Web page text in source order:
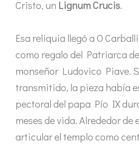
Cristo, un Lignum Crucis.
Esa reliquia llegó a O
como regalo del Patriarca
monseñor Ludovico Piave.
transmitido, la pieza había
pectoral del papa Pío IX
meses de vida. Alrededor de
articular el templo como